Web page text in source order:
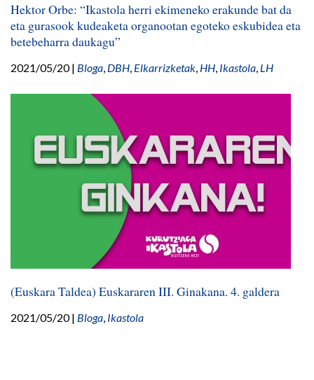
Hektor Orbe: “Ikastola herri ekimeneko erakunde bat da
eta gurasook kudeaketa organootan egoteko eskubidea eta
betebeharra daukagu”
2021/05/20| Bloga, DBH, Elkarrizketak, HH, Ikastola, LH
(Euskara Taldea) Euskararen III. Ginakana. 4. galdera
2021/05/20| Bloga, Ikastola